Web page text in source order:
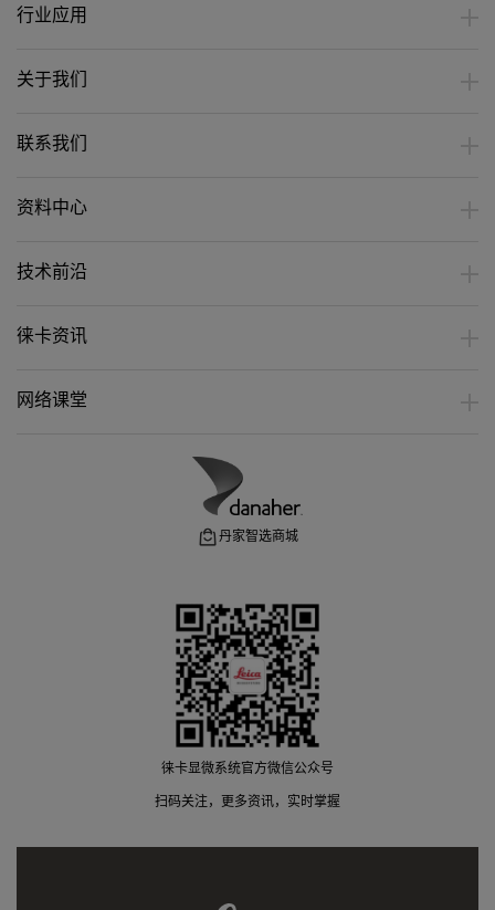
行业应用
关于我们
联系我们
资料中心
技术前沿
徕卡资讯
网络课堂
丹家智选商城
徕卡显微系统官方微信公众号
扫码关注，更多资讯，实时掌握